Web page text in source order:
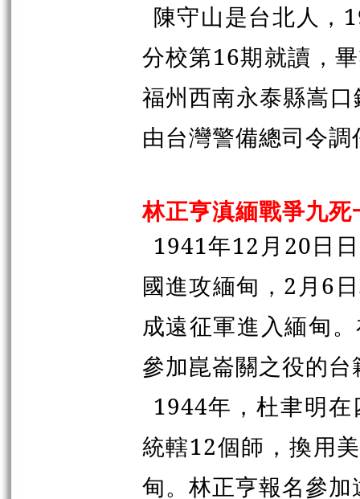
陳守山是台北人，
分校第16期就讀，
福州西南永泰縣嵩
由台灣警備總司令
林正亨滇緬戰爭九死
1941年12月20日
國進攻緬甸，2月6
成遠征軍進入緬甸
參加崑崙關之役的
1944年，杜聿明
統轄12個師，換用
甸。林正亨報名參